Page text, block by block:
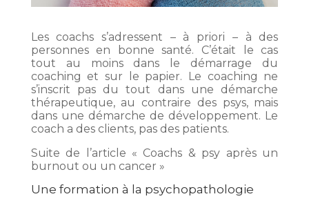
Les coachs s’adressent – à priori – à des
personnes en bonne santé. C’était le cas
tout au moins dans le démarrage du
coaching et sur le papier. Le coaching ne
s’inscrit pas du tout dans une démarche
thérapeutique, au contraire des psys, mais
dans une démarche de développement. Le
coach a des clients, pas des patients.
Suite de l’article « Coachs & psy après un
burnout ou un cancer »
Une formation à la psychopathologie